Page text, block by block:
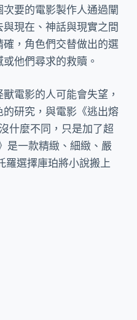
要的電影製作人通過闡
現在、神話與現實之間
，角色們交替做出的選
他們尋求的救贖。
電影的人可能會失望，
研究，與電影《逃出熔
什麼不同，只是加了超
是一款精緻、細緻、嚴
羅選擇庫珀將小說搬上